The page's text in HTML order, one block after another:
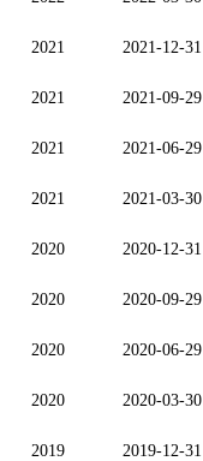
2021 2021-12-31
2021 2021-09-29
2021 2021-06-29
2021 2021-03-30
2020 2020-12-31
2020 2020-09-29
2020 2020-06-29
2020 2020-03-30
2019 2019-12-31